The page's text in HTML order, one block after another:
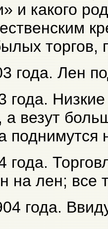
и какого
торгов,
года. Лен
года.
везут
поднимутся
года.
на лен; все
года.